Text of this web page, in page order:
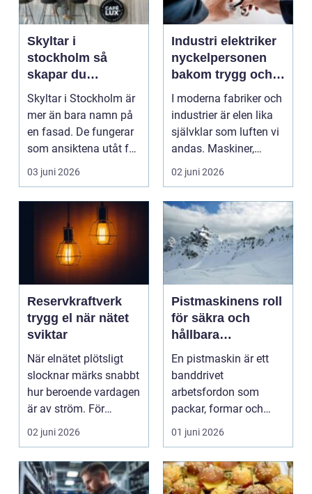
Skyltar i
stockholm så
skapar du
synlighet som
håller över tid
Skyltar i Stockholm är
mer än bara namn på
en fasad. De fungerar
som ansiktena utåt för
företag, but...
03 juni 2026
Industri elektriker
nyckelpersonen
bakom trygg och
effektiv produktion
I moderna fabriker och
industrier är elen lika
självklar som luften vi
andas. Maskiner,
robotar, bel...
02 juni 2026
Reservkraftverk
trygg el när nätet
sviktar
När elnätet plötsligt
slocknar märks snabbt
hur beroende vardagen
är av ström. För
många räcker det ...
02 juni 2026
Pistmaskinens roll
för säkra och
hållbara
vinteranläggningar
En pistmaskin är ett
banddrivet
arbetsfordon som
packar, formar och
jämnar snö i skid...
01 juni 2026